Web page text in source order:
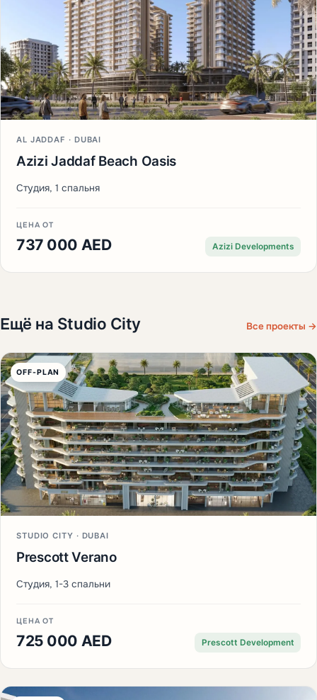
AL JADDAF · DUBAI
Azizi Jaddaf Beach Oasis
Студия, 1 спальня
ЦЕНА ОТ
737 000 AED Azizi Developments
Ещё на Studio City Все проекты →
OFF-PLAN
STUDIO CITY · DUBAI
Prescott Verano
Студия, 1-3 спальни
ЦЕНА ОТ
725 000 AED Prescott Development